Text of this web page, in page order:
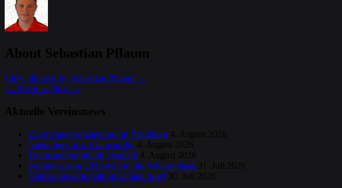
About Sebastian Pflaum
View all posts by Sebastian Pflaum →
← Previous Next →
Aktuelle Vereinsnews
Zwei Standardgegentore in Bischberg 4. August 2026
Niederlage trotz Chancenflut 4. August 2026
Traumstart endgültig verspielt 4. August 2026
Sommersaison 2026 geht in die Schlussphase 31. Juli 2026
Heimsiegesserie reißt im achten Spiel
30. Juli 2026